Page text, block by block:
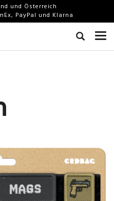
und Österreich
PayPal und Klarna